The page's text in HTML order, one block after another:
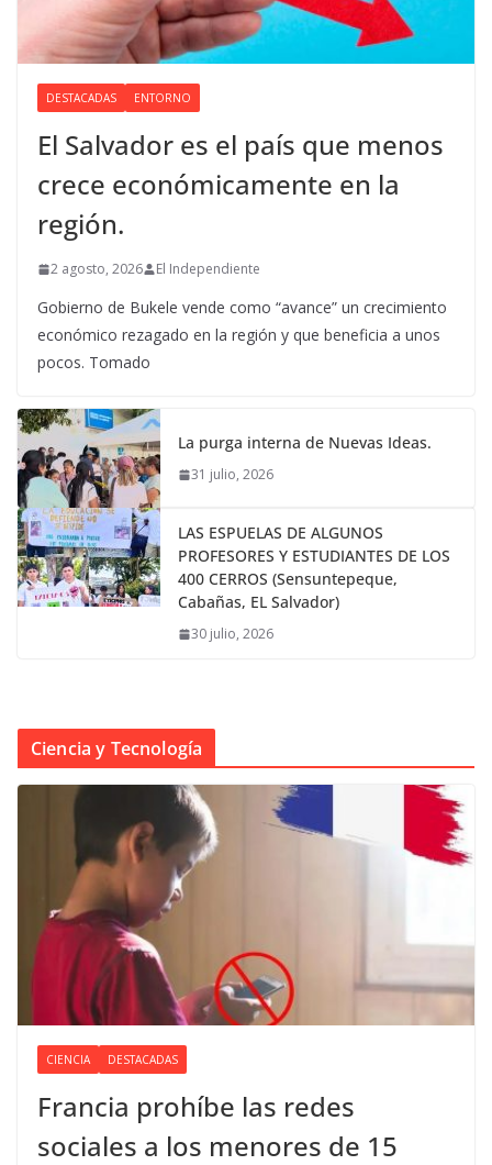
DESTACADAS ENTORNO
El Salvador es el país que menos
crece económicamente en la
región.
2 agosto, 2026 El Independiente
Gobierno de Bukele vende como “avance” un crecimiento
económico rezagado en la región y que beneficia a unos
pocos. Tomado
La purga interna de Nuevas Ideas.
31 julio, 2026
LAS ESPUELAS DE ALGUNOS
PROFESORES Y ESTUDIANTES DE LOS
400 CERROS (Sensuntepeque,
Cabañas, EL Salvador)
30 julio, 2026
Ciencia y Tecnología
CIENCIA DESTACADAS
Francia prohíbe las redes
sociales a los menores de 15